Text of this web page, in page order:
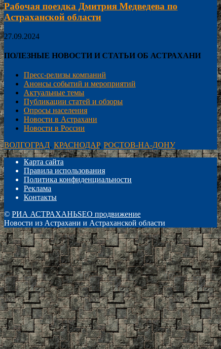
Рабочая поездка Дмитрия Медведева по
Астраханской области
27.09.2024
ПОЛЕЗНЫЕ НОВОСТИ И СТАТЬИ ОБ АСТРАХАНИ
Пресс-релизы компаний
Анонсы событий и мероприятий
Актуальные темы
Публикации статей и обзоры
Опросы населения
Новости в Астрахани
Новости в России
ВОЛГОГРАД, КРАСНОДАР, РОСТОВ-НА-ДОНУ
Карта сайта
Правила использования
Политика конфиденциальности
Реклама
Контакты
© РИА АСТРАХАНЬSEO продвижение
Новости из Астрахани и Астраханской области